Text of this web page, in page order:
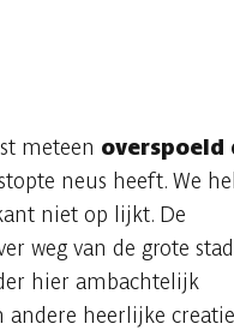
meteen overspoeld
neus heeft. We
niet op lijkt. De
weg van de grote stad
hier ambachtelijk
heerlijke